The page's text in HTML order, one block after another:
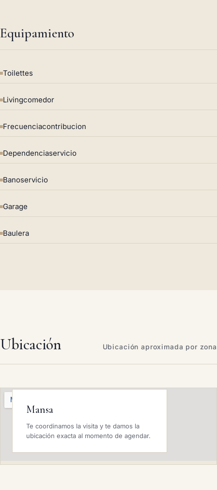
Equipamiento
Toilettes
Livingcomedor
Frecuenciacontribucion
Dependenciaservicio
Banoservicio
Garage
Baulera
Ubicación Ubicación aproximada por zona
Mansa
Te coordinamos la visita y te damos la
ubicación exacta al momento de agendar.